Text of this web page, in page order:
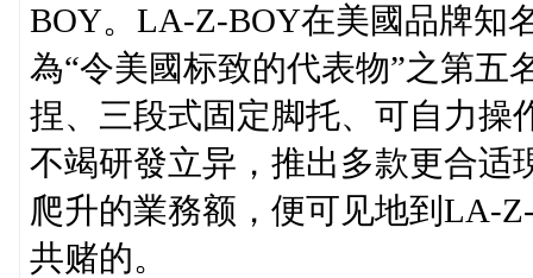
BOY。LA-Z-BOY在美國品牌知
為“令美國标致的代表物”之第五
捏、三段式固定脚托、可自力
不竭研發立异，推出多款更合适
爬升的業務额，便可见地到LA-
共赌的。